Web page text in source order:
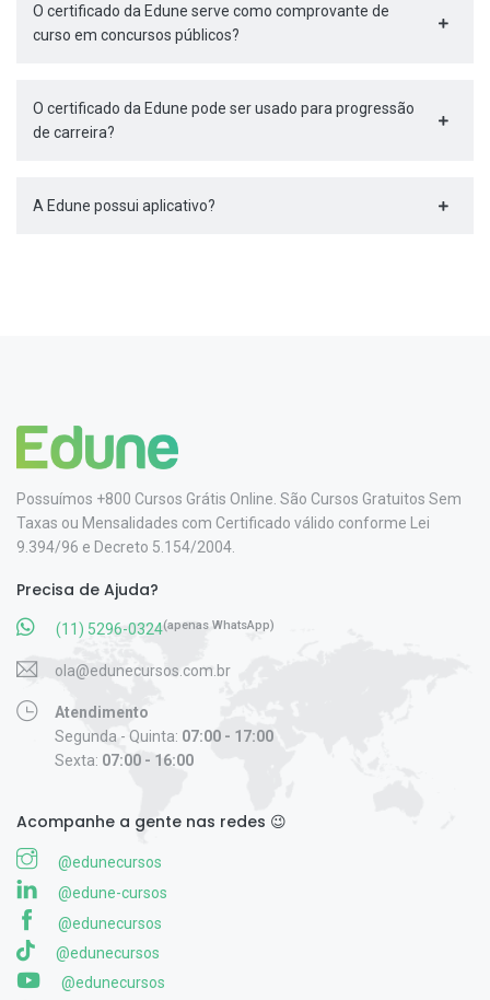
O certificado da Edune serve como comprovante de
curso em concursos públicos?
O certificado da Edune pode ser usado para progressão
de carreira?
A Edune possui aplicativo?
Possuímos +800 Cursos Grátis Online. São Cursos Gratuitos Sem
Taxas ou Mensalidades com Certificado válido conforme Lei
9.394/96 e Decreto 5.154/2004.
Precisa de Ajuda?
(11) 5296-0324(apenas WhatsApp)
ola@edunecursos.com.br
Atendimento
Segunda - Quinta: 07:00 - 17:00
Sexta: 07:00 - 16:00
Acompanhe a gente nas redes 😉
@edunecursos
@edune-cursos
@edunecursos
@edunecursos
@edunecursos